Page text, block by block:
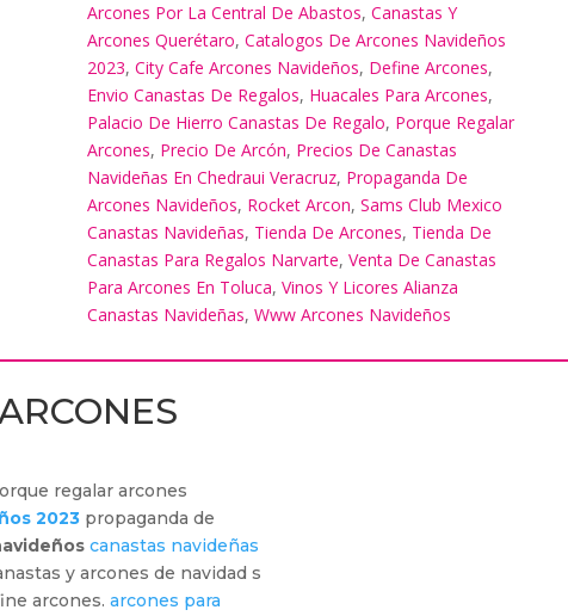
Arcones Por La Central De Abastos, Canastas Y
Arcones Querétaro, Catalogos De Arcones Navideños
2023, City Cafe Arcones Navideños, Define Arcones,
Envio Canastas De Regalos, Huacales Para Arcones,
Palacio De Hierro Canastas De Regalo, Porque Regalar
Arcones, Precio De Arcón, Precios De Canastas
Navideñas En Chedraui Veracruz, Propaganda De
Arcones Navideños, Rocket Arcon, Sams Club Mexico
Canastas Navideñas, Tienda De Arcones, Tienda De
Canastas Para Regalos Narvarte, Venta De Canastas
Para Arcones En Toluca, Vinos Y Licores Alianza
Canastas Navideñas, Www Arcones Navideños
regalar arcones
2023 propaganda de
canastas navideñas
y arcones de navidad s
arcones.arcones para